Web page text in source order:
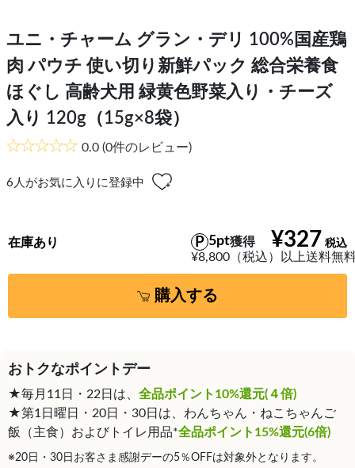
ユニ・チャーム グラン・デリ 100%国産鶏
肉 パウチ 使い切り新鮮パック 総合栄養食
ほぐし 高齢犬用 緑黄色野菜入り・チーズ
入り 120g（15g×8袋）
0.0 (0件のレビュー)
6 人がお気に入りに登録中
¥327
5pt獲得
¥8,800（税込）以上送料無
在庫あり
購入する
おトクなポイントデー
★毎月11日・22日は、 全品ポイント10%還元(４倍)
★第1日曜日・20日・30日は、わんちゃん・ねこちゃんご
飯（主食）およびトイレ用品*全品ポイント15%還元(6倍)
※20日・30日お客さま感謝デーの5％OFFは対象外となります。